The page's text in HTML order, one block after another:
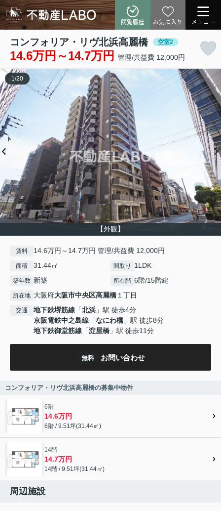
閲覧履歴 お気に入り メニュー
コンフォリア・リヴ北浜高麗橋 空室2
14.6万円～14.7万円 管理/共益費 12,000円
【外観】
1/20
賃料 14.6万円～14.7万円 管理/共益費 12,000円
面積 31.44㎡ 間取り 1LDK
築年数 新築 所在階 6階/15階建
所在地 大阪府大阪市中央区高麗橋 １丁目
交通 地下鉄堺筋線 「北浜 」駅 徒歩4分
京阪電鉄中之島線 「なにわ橋 」駅 徒歩8分
地下鉄御堂筋線 「淀屋橋 」駅 徒歩11分
無料 お問い合わせ
コンフォリア・リヴ北浜高麗橋の募集中物件
6階
14.6万円
6階 / 9.51坪(31.44㎡)
14階
14.7万円
14階 / 9.51坪(31.44㎡)
周辺施設